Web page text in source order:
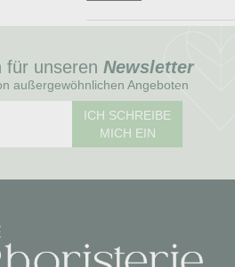
für unseren Newsletter
außergewöhnlichen Angeboten
ICH SCHREIBE
MICH EIN